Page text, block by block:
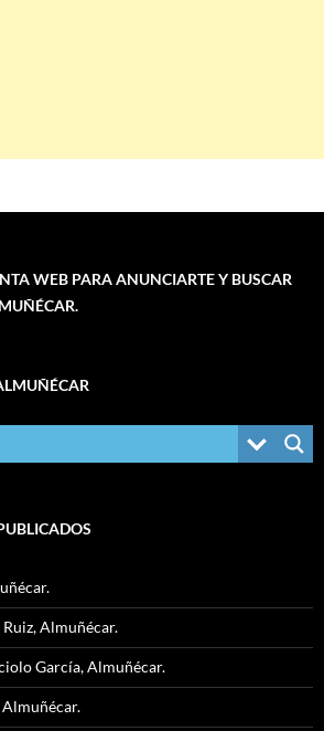
WEB PARA ANUNCIARTE Y BUSCAR
Almuñécar.
García, Almuñécar.